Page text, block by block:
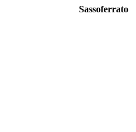
Sassoferrato